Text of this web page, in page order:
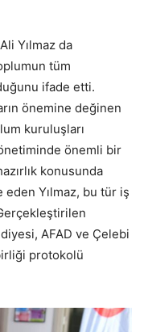
Yılmaz da
tüm
ifade etti.
önemine değinen
kuruluşları
önemli bir
konusunda
eden Yılmaz, bu tür iş
AFAD ve Çelebi
protokolü